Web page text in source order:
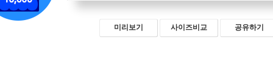
미리보기 사이즈비교 공유하기